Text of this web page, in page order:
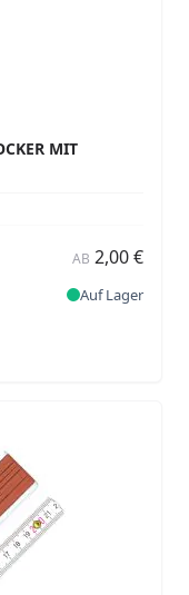
MIT
AB 2,00 €
Auf Lager